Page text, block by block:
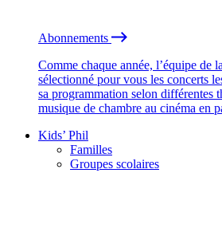
Abonnements
Comme chaque année, l’équipe de
sélectionné pour vous les concerts
sa programmation selon différentes
musique de chambre au cinéma en
Kids’ Phil
Familles
Groupes scolaires